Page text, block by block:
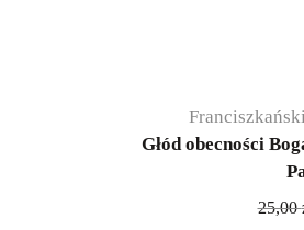
Głód obecności
25,00